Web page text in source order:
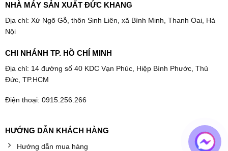
NHÀ MÁY SẢN XUẤT ĐỨC KHANG
Địa chỉ: Xứ Ngõ Gỗ, thôn Sinh Liên, xã Bình Minh, Thanh Oai, Hà
Nội
CHI NHÁNH TP. HỒ CHÍ MINH
Địa chỉ: 14 đường số 40 KDC Vạn Phúc, Hiệp Bình Phước, Thủ
Đức, TP.HCM
Điện thoại: 0915.256.266
HƯỚNG DẪN KHÁCH HÀNG
Hướng dẫn mua hàng